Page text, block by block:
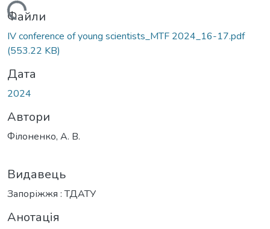
Файли
ІV conference of young scientists_MTF 2024_16-17.pdf
(553.22 KB)
Дата
2024
Автори
Філоненко, А. В.
Видавець
Запоріжжя : ТДАТУ
Анотація